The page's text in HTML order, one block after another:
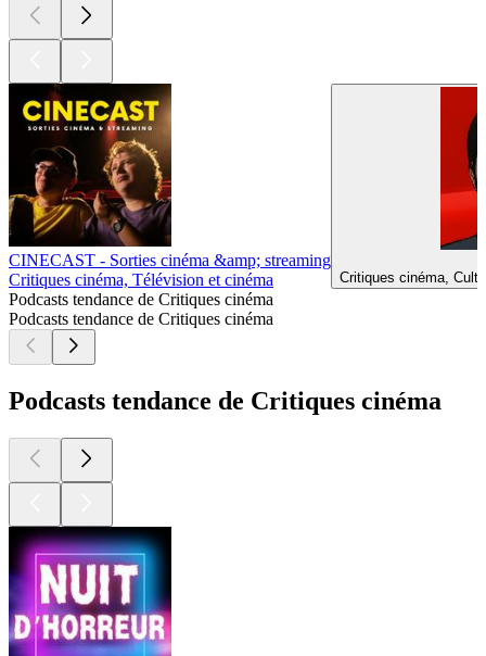
CINECAST - Sorties cinéma &amp; streaming
Critiques cinéma, Télévision et cinéma
Critiques cinéma,
Podcasts tendance de Critiques cinéma
Podcasts tendance de Critiques cinéma
Podcasts tendance de Critiques cinéma